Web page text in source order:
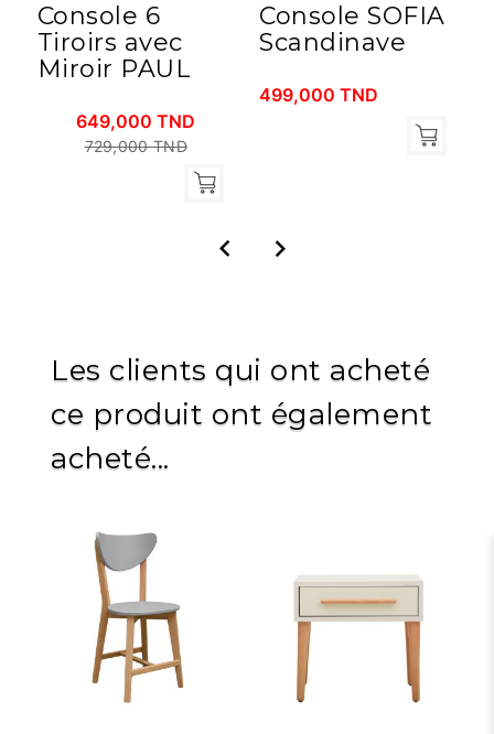
Console 6
Tiroirs avec
Miroir PAUL
649,000 TND
729,000 TND
Console SOFIA
Scandinave
499,000 TND
 
Les clients qui ont acheté
ce produit ont également
acheté...